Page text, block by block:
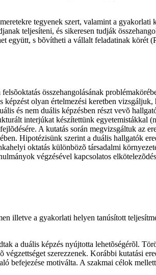
tegyenek szert, valamint a gyakorlati
teljesíteni, és sikeresen tudják
együtt, s bõvítheti a vállalt feladatinak körét
összehangolásának
olyan értelmezési keretben
és nem duális képzésben részt vevõ
interjúkat készítettünk egyetemistákkal
A kutatás során megvizsgáltuk az
Hipotézisünk szerint a duális hallgatók
oktatás különbözõ társadalmi
végzésével kapcsolatos
illetve a gyakorlati helyen tanúsított
a duális képzés nyújtotta lehetõségérõl.
szerezzenek. Korábbi kutatási
befejezése motiválta. A szakmai célok